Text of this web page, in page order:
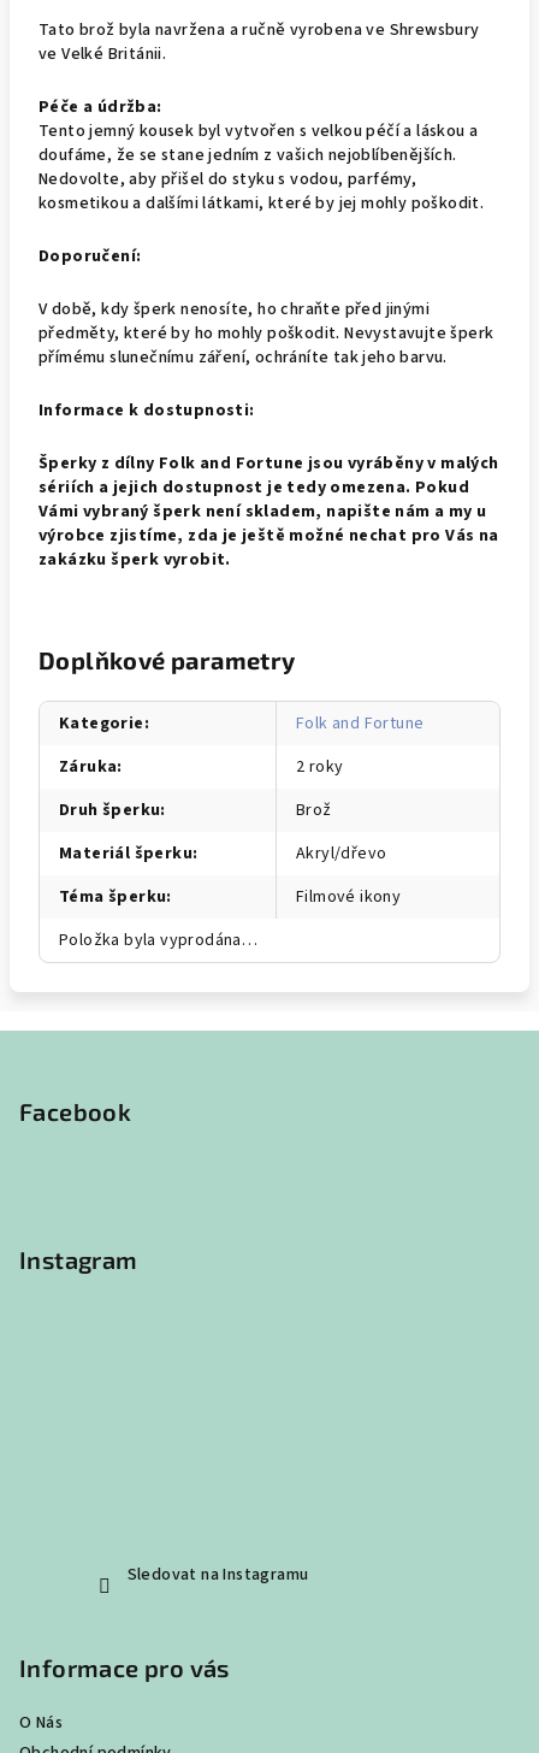
Tato brož byla navržena a ručně vyrobena ve Shrewsbury
ve Velké Británii.
Péče a údržba:
Tento jemný kousek byl vytvořen s velkou péčí a láskou a
doufáme, že se stane jedním z vašich nejoblíbenějších.
Nedovolte, aby přišel do styku s vodou, parfémy,
kosmetikou a dalšími látkami, které by jej mohly poškodit.
Doporučení:
V době, kdy šperk nenosíte, ho chraňte před jinými
předměty, které by ho mohly poškodit. Nevystavujte šperk
přímému slunečnímu záření, ochráníte tak jeho barvu.
Informace k dostupnosti:
Šperky z dílny Folk and Fortune jsou vyráběny v malých
sériích a jejich dostupnost je tedy omezena. Pokud
Vámi vybraný šperk není skladem, napište nám a my u
výrobce zjistíme, zda je ještě možné nechat pro Vás na
zakázku šperk vyrobit.
Doplňkové parametry
Kategorie:
Folk and Fortune
Záruka:
2 roky
Druh šperku:
Brož
Materiál šperku:
Akryl/dřevo
Téma šperku:
Filmové ikony
Položka byla vyprodána…
Facebook
Instagram
Sledovat na Instagramu
Informace pro vás
O Nás